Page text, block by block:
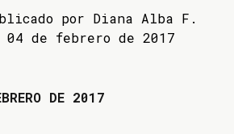
por Diana Alba F.
de febrero de 2017
DE 2017